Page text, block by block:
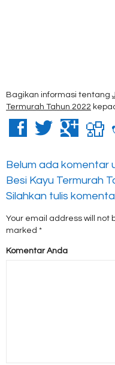
Bagikan informasi tentang
Termurah Tahun 2022
Belum ada komentar
Besi Kayu Termurah
Silahkan tulis
Your email address will not
marked *
Komentar Anda